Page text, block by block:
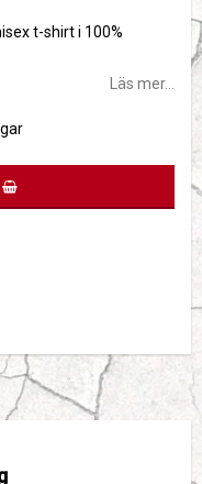
t-shirt i 100%
Läs mer...